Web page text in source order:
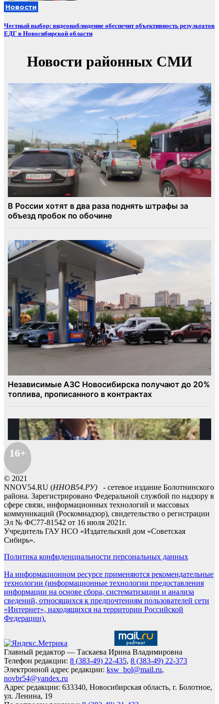
Новости
Честный выбор: видеонаблюдение обеспечит объективность результатов
ЕДГ в Новосибирской области
16+
© 2021
NNOV54.RU (ННОВ54.РУ) - сетевое издание Болотнинского
района. Зарегистрировано Федеральной службой по надзору в
сфере связи, информационных технологий и массовых
коммуникаций (Роскомнадзор), свидетельство о регистрации
Эл № ФС77-81542 от 16 июля 2021г.
Учредитель ГАУ НСО «Издательский дом «Советская
Сибирь».
Политика конфиденциальности персональных данных
На информационном ресурсе применяются рекомендательные
технологии (информационные технологии предоставления
информации на основе сбора, систематизации и анализа
сведений, относящихся к предпочтениям пользователей сети
«Интернет», находящихся на территории Российской
Федерации).
Главный редактор — Таскаева Ирина Владимировна
Телефон редакции: 8 (383-49) 22-435, 8 (383-49) 22-373
Электронной адрес редакции: ksw_bol@mail.ru,
novbr54@yandex.ru
Адрес редакции: 633340, Новосибирская область, г. Болотное,
ул. Ленина, 19